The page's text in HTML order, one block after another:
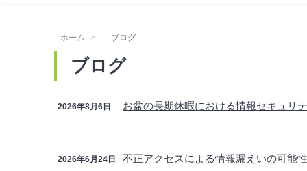
ホーム ブログ
ブログ
2026年8月6日 お盆の長期休暇における情報セキュリ
2026年6月24日 不正アクセスによる情報漏えいの可能